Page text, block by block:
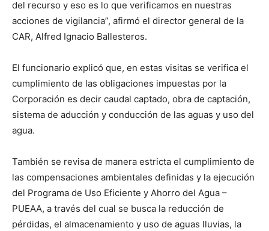
del recurso y eso es lo que verificamos en nuestras
acciones de vigilancia”, afirmó el director general de la
CAR, Alfred Ignacio Ballesteros.
El funcionario explicó que, en estas visitas se verifica el
cumplimiento de las obligaciones impuestas por la
Corporación es decir caudal captado, obra de captación,
sistema de aducción y conducción de las aguas y uso del
agua.
También se revisa de manera estricta el cumplimiento de
las compensaciones ambientales definidas y la ejecución
del Programa de Uso Eficiente y Ahorro del Agua –
PUEAA, a través del cual se busca la reducción de
pérdidas, el almacenamiento y uso de aguas lluvias, la